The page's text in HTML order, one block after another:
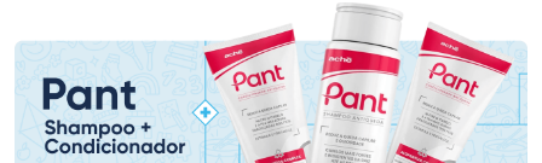
Promoção em Destaque